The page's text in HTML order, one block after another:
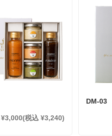
¥3,000(税込 ¥3,240)
DM-03